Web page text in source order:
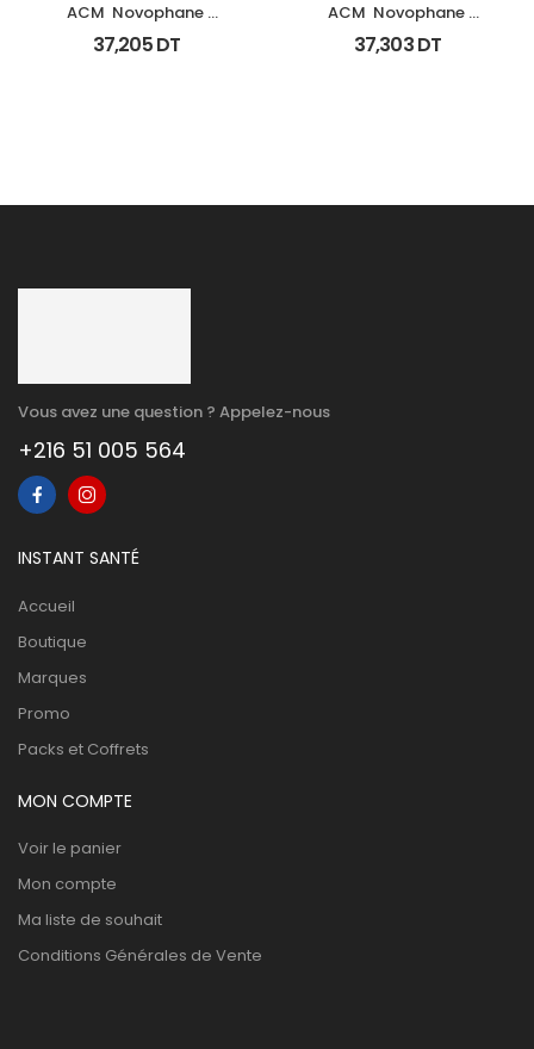
ACM  Novophane
Shampooing Sebo
Regulateur 200Ml
37,205DT
ACM  Novophane
Shampooing K Fl 125Ml
37,303DT
Vous avez une question ? Appelez-nous
+216 51 005 564
INSTANT SANTÉ
Accueil
Boutique
Marques
Promo
Packs et Coffrets
MON COMPTE
Voir le panier
Mon compte
Ma liste de souhait
Conditions Générales de Vente